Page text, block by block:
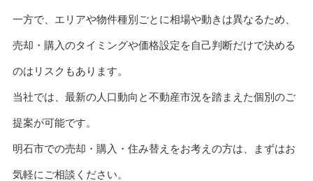
一方で、エリアや物件種別ごとに相場や動きは異なるため、
売却・購入のタイミングや価格設定を自己判断だけで決める
のはリスクもあります。
当社では、最新の人口動向と不動産市況を踏まえた個別のご
提案が可能です。
明石市での売却・購入・住み替えをお考えの方は、まずはお
気軽にご相談ください。